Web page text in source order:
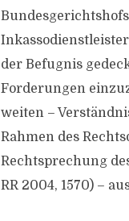
der Befugnis
Forderungen
weiten –
Rahmen des
Rechtsprechung
RR 2004, 1570) –